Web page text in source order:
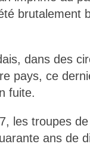
brutalement
dans des
pays, ce
fuite.
les troupes de
ans de